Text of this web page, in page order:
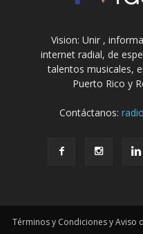
Vision: Unir ,
internet radial, de
talentos musicales,
Puerto Rico y
Contáctanos:
Términos y Condiciones y Aviso